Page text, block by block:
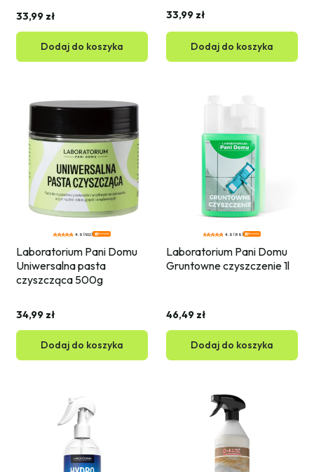
33,99 zł
Dodaj do koszyka
33,99 zł
Dodaj do koszyka
4.9 (502) Bestseller
Laboratorium Pani Domu
Uniwersalna pasta
czyszcząca 500g
34,99 zł
Dodaj do koszyka
4.9 (89) Bestseller
Laboratorium Pani Domu
Gruntowne czyszczenie 1l
46,49 zł
Dodaj do koszyka